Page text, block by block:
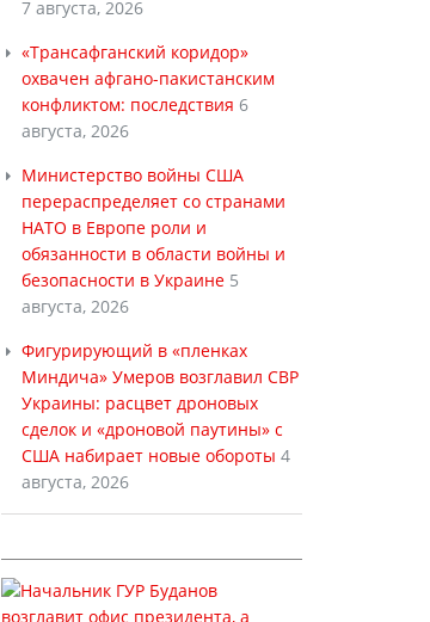
7 августа, 2026
«Трансафганский коридор»
охвачен афгано-пакистанским
конфликтом: последствия 6
августа, 2026
Министерство войны США
перераспределяет со странами
НАТО в Европе роли и
обязанности в области войны и
безопасности в Украине 5
августа, 2026
Фигурирующий в «пленках
Миндича» Умеров возглавил СВР
Украины: расцвет дроновых
сделок и «дроновой паутины» с
США набирает новые обороты 4
августа, 2026